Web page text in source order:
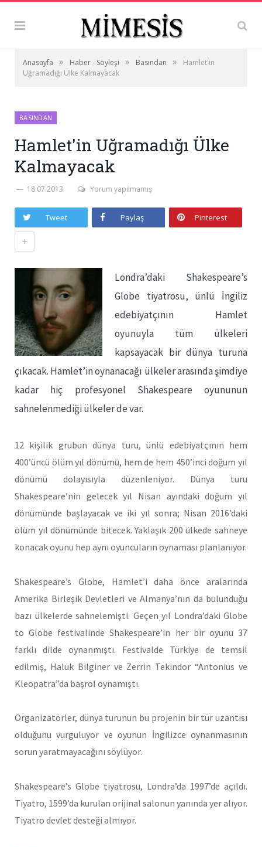
Anasayfa » Haber - Söyleşi » Basından »
Hamlet'in
Uğramadığı Ülke Kalmayacak
BASINDAN
Hamlet'in Uğramadığı Ülke
Kalmayacak
18.07.2013 Yorum yapılmamış
Tweet Paylaş Pinterest
+
Londra’daki Shakespeare’s
Globe tiyatrosu, ünlü İngiliz
edebiyatçının Hamlet
oyunuyla tüm ülkeleri
kapsayacak bir dünya turuna
çıkacak. Hamlet’in oynanacağı ülkeler arasında şimdiye
kadar hiç profesyonel Shakespeare oyununun
sahnelenmediği ülkeler de var.
12 kişilik grubun dünya turu, ünlü edebiyatçının hem
400’üncü ölüm yıl dönümü, hem de hem 450’inci doğum yıl
dönümü dolayısıyla düzenleniyor. Dünya turu
Shakespeare’nin gelecek yıl Nisan ayındaki doğum yıl
dönümünde başlayacak ve iki yıl sonra; Nisan 2016’daki
ölüm yıl dönümünde bitecek. Yaklaşık 200 ülkede sahneye
konacak oyunu hep aynı oyuncuların oynaması planlanıyor.
Shakespeare’s Globe, Hamlet’i daha önce aralarında
Amerika Birleşik Devletleri ve Almanya’nın da bulunduğu
bazı ülkelerde sahnelemişti. Geçen yıl Londra’daki Globe
to Globe festivalinde Shakespeare’in her bir oyunu 37
farklı dilde oynanmıştı. Festivalde Türkiye de temsil
edilmiş, Haluk Bilginer ve Zerrin Tekindor “Antonius ve
Kleopatra”da başrol oynamıştı.
Organizatörler, dünya turunun bu projenin bir tür uzantısı
olduğunu vurguluyor ve oyunun İngilizce oynanmasının
sorun yaratmayacağını söylüyor.
Shakespeare’s Globe tiyatrosu, Londra’da 1997’de açıldı.
Tiyatro, 1599’da kurulan orijinal salonun yanında yer alıyor.
Tiyatro devlet desteği almıyor.